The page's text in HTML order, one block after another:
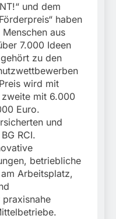
und dem
haben
aus
7.000 Ideen
zu den
wird mit
mit 6.000
Euro.
und
RCI.
betriebliche
Arbeitsplatz,